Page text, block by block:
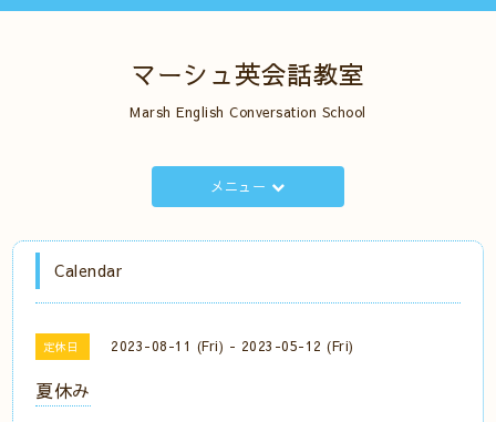
マーシュ英会話教室
Marsh English Conversation School
メニュー
Calendar
定休日 2023-08-11 (Fri) - 2023-05-12 (Fri)
夏休み